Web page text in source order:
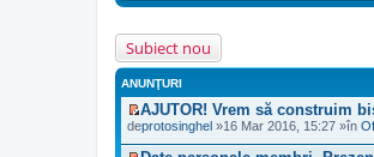
Subiect nou
ANUNŢURI
V
e
z
AJUTOR! Vrem să construim
deprotosinghel »16 Mar 2016, 15:27 »în